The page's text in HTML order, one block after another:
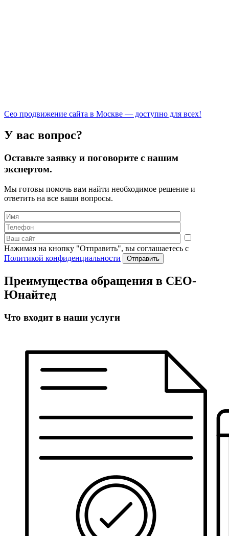
Сео продвижение сайта в Москве — доступно для всех!
У вас вопрос?
Оставьте заявку и поговорите с нашим
экспертом.
Мы готовы помочь вам найти необходимое решение и
ответить на все ваши вопросы.
Нажимая на кнопку "Отправить", вы соглашаетесь с
Политикой конфиденциальности
Преимущества обращения в СЕО-
Юнайтед
Что входит в наши услуги